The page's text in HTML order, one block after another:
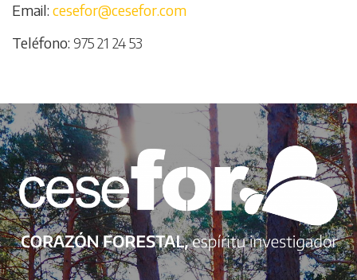
Email cesefor@cesefor.com
Teléfono 975 21 24 53